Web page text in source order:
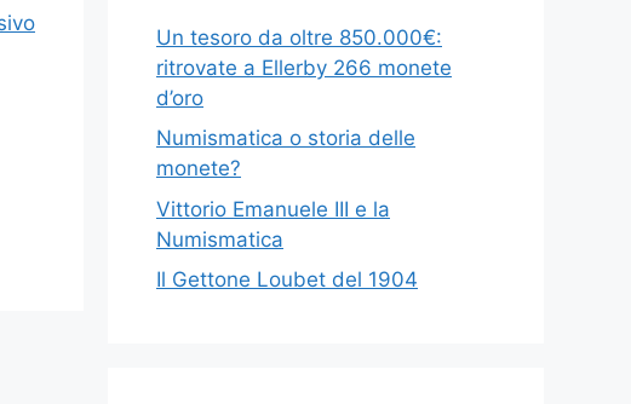
Un tesoro da oltre 850.000€:
ritrovate a Ellerby 266 monete
d’oro
Numismatica o storia delle
monete?
Vittorio Emanuele III e la
Numismatica
Il Gettone Loubet del 1904